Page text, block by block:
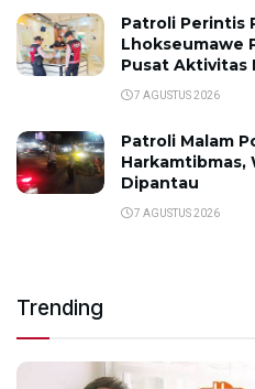
Patroli Perintis
Lhokseumawe
Pusat Aktivitas
7 AGUSTUS 2026
Patroli Malam
Harkamtibmas,
Dipantau
7 AGUSTUS 2026
Trending